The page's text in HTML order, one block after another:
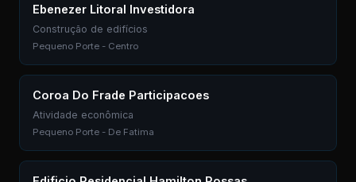
Ebenezer Litoral Investidora
Construção de edifícios
Pequeno Porte - Centro
Coroa Do Frade Participacoes
Atividade econômica
Pequeno Porte - De Fatima